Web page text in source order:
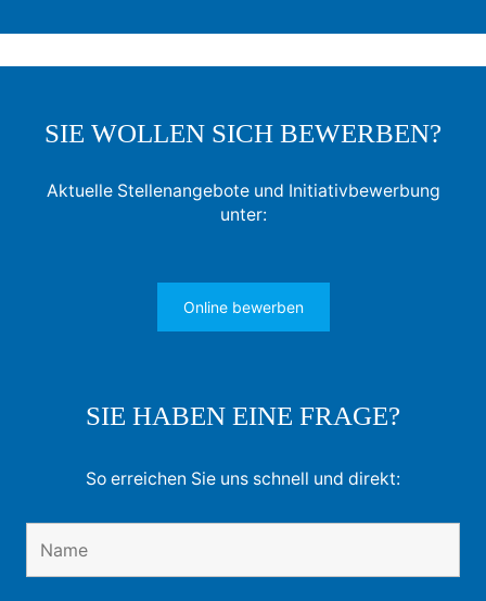
SIE WOLLEN SICH BEWERBEN?
Aktuelle Stellenangebote und Initiativbewerbung
unter:
Online bewerben
SIE HABEN EINE FRAGE?
So erreichen Sie uns schnell und direkt: